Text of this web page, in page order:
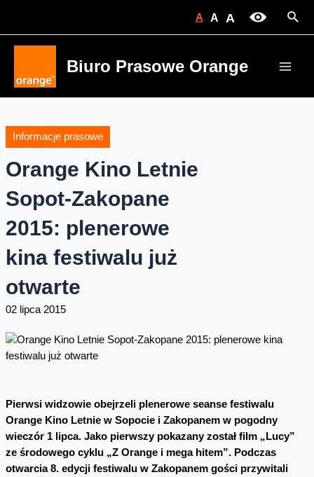
A A A
Biuro Prasowe Orange
Informacje prasowe
Orange Kino Letnie
Sopot-Zakopane
2015: plenerowe
kina festiwalu już
otwarte
02 lipca 2015
Pierwsi widzowie obejrzeli plenerowe seanse festiwalu
Orange Kino Letnie w Sopocie i Zakopanem w pogodny
wieczór 1 lipca. Jako pierwszy pokazany został film „Lucy”
ze środowego cyklu „Z Orange i mega hitem”. Podczas
otwarcia 8. edycji festiwalu w Zakopanem gości przywitali